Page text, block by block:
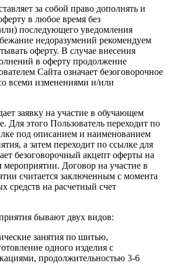
за собой право дополнять и
в любое время без
последующего уведомления
недоразумений рекомендуем
оферту. В случае внесения
в оферту продолжение
Сайта означает безоговорочное
всеми изменениями и/или
заявку на участие в обучающем
Для этого Пользователь переходит по
под описанием и наименованием
а затем переходит по ссылке для
безоговорочный акцепт оферты на
Договор на участие в
считается заключенным с момента
средств на расчетный счет
бывают двух видов:
занятия по шитью,
одного изделия с
продолжительностью 3-6